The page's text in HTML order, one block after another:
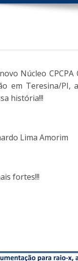
Núcleo
em Teresina/PI,
história!!!
Lima Amorim
fortes!!!